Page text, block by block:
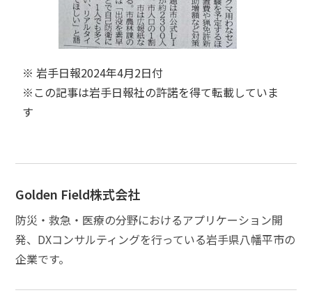
※ 岩手日報2024年4月2日付
※この記事は岩手日報社の許諾を得て転載していま
す
Golden Field株式会社
防災・救急・医療の分野におけるアプリケーション開
発、DXコンサルティングを行っている岩手県八幡平市の
企業です。